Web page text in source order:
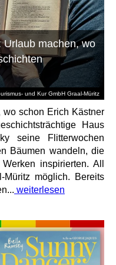
und Kur GmbH Graal-Müritz
Urlaub machen, wo
schon Erich Kästner
Haus
seine Flitterwochen
Bäumen wandeln, die
inspirierten. All
möglich. Bereits
weiterlesen